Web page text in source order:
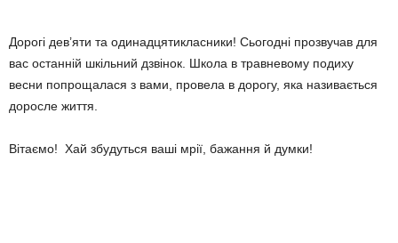
Дорогі дев’яти та одинадцятикласники! Сьогодні прозвучав для
вас останній шкільний дзвінок. Школа в травневому подиху
весни попрощалася з вами, провела в дорогу, яка називається
доросле життя.
Вітаємо! Хай збудуться ваші мрії, бажання й думки!